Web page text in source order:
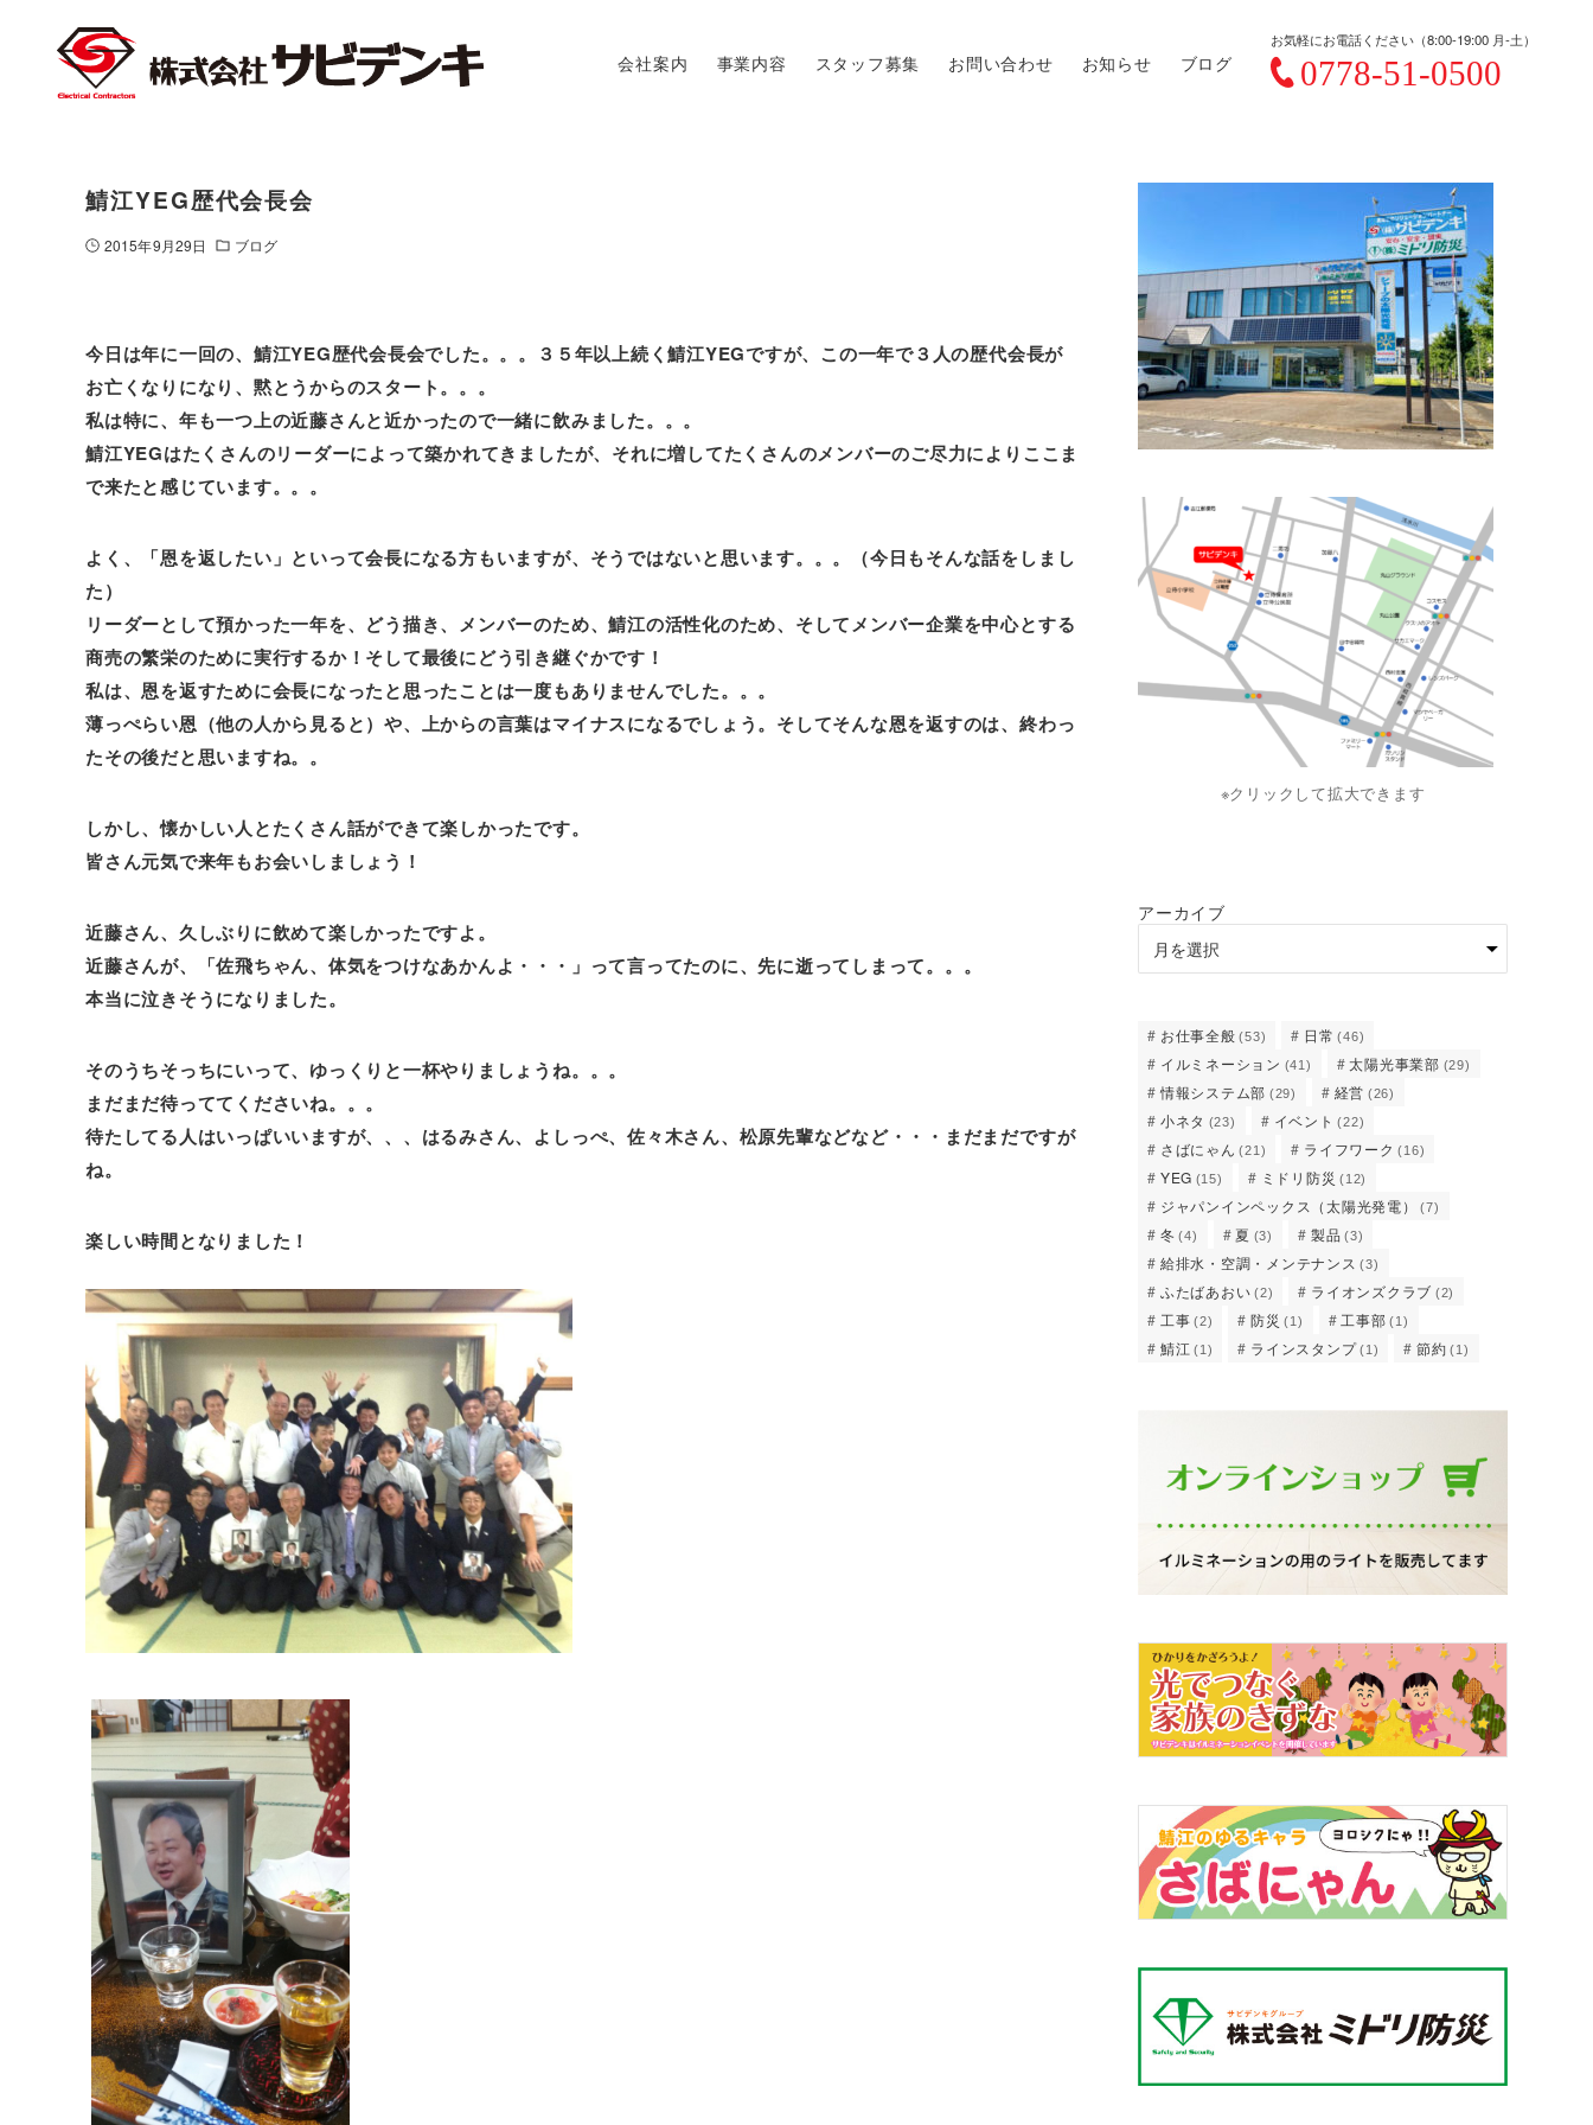
会社案内 事業内容 スタッフ募集 お問い合わせ お知らせ ブログ
お気軽にお電話ください（8:00-19:00 月-土）
鯖江YEG歴代会長会
2015年9月29日 ブログ
今日は年に一回の、鯖江YEG歴代会長会でした。。。３５年以上続く鯖江YEGですが、この一年で３人の歴代会長が
お亡くなりになり、黙とうからのスタート。。。
私は特に、年も一つ上の近藤さんと近かったので一緒に飲みました。。。
鯖江YEGはたくさんのリーダーによって築かれてきましたが、それに増してたくさんのメンバーのご尽力によりここま
で来たと感じています。。。
よく、「恩を返したい」といって会長になる方もいますが、そうではないと思います。。。（今日もそんな話をしまし
た）
リーダーとして預かった一年を、どう描き、メンバーのため、鯖江の活性化のため、そしてメンバー企業を中心とする
商売の繁栄のために実行するか！そして最後にどう引き継ぐかです！
私は、恩を返すために会長になったと思ったことは一度もありませんでした。。。
薄っぺらい恩（他の人から見ると）や、上からの言葉はマイナスになるでしょう。そしてそんな恩を返すのは、終わっ
たその後だと思いますね。。
しかし、懐かしい人とたくさん話ができて楽しかったです。
皆さん元気で来年もお会いしましょう！
近藤さん、久しぶりに飲めて楽しかったですよ。
近藤さんが、「佐飛ちゃん、体気をつけなあかんよ・・・」って言ってたのに、先に逝ってしまって。。。
本当に泣きそうになりました。
そのうちそっちにいって、ゆっくりと一杯やりましょうね。。。
まだまだ待っててくださいね。。。
待たしてる人はいっぱいいますが、、、はるみさん、よしっぺ、佐々木さん、松原先輩などなど・・・まだまだですが
ね。
楽しい時間となりました！
※クリックして拡大できます
アーカイブ
お仕事全般 (53) 日常 (46)
イルミネーション (41) 太陽光事業部 (29)
情報システム部 (29) 経営 (26)
小ネタ (23) イベント (22)
さばにゃん (21) ライフワーク (16)
YEG (15) ミドリ防災 (12)
ジャパンインペックス（太陽光発電） (7)
冬 (4) 夏 (3) 製品 (3)
給排水・空調・メンテナンス (3)
ふたばあおい (2) ライオンズクラブ (2)
工事 (2) 防災 (1) 工事部 (1)
鯖江 (1) ラインスタンプ (1) 節約 (1)